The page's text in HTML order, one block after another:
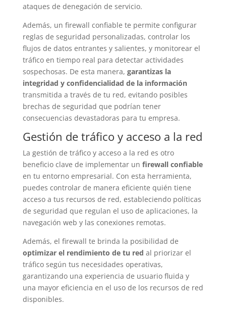
ataques de denegación de servicio.
Además, un firewall confiable te permite configurar
reglas de seguridad personalizadas, controlar los
flujos de datos entrantes y salientes, y monitorear el
tráfico en tiempo real para detectar actividades
sospechosas. De esta manera, garantizas la
integridad y confidencialidad de la información
transmitida a través de tu red, evitando posibles
brechas de seguridad que podrían tener
consecuencias devastadoras para tu empresa.
Gestión de tráfico y acceso a la red
La gestión de tráfico y acceso a la red es otro
beneficio clave de implementar un firewall confiable
en tu entorno empresarial. Con esta herramienta,
puedes controlar de manera eficiente quién tiene
acceso a tus recursos de red, estableciendo políticas
de seguridad que regulan el uso de aplicaciones, la
navegación web y las conexiones remotas.
Además, el firewall te brinda la posibilidad de
optimizar el rendimiento de tu red al priorizar el
tráfico según tus necesidades operativas,
garantizando una experiencia de usuario fluida y
una mayor eficiencia en el uso de los recursos de red
disponibles.